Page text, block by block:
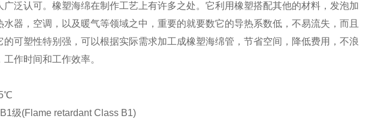
泛认可。橡塑海绵在制作工艺上有许多之处。它利用橡塑搭配其他的材料，发泡加
器，空调，以及暖气等领域之中，重要的就要数它的导热系数低，不易流失，而且
可塑性特别强，可以根据实际需求加工成橡塑海绵管，节省空间，降低费用，不浪
作时间和工作效率。
级(Flame retardant Class B1)